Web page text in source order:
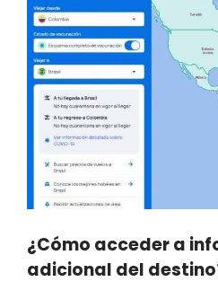
¿Cómo acceder a
adicional del